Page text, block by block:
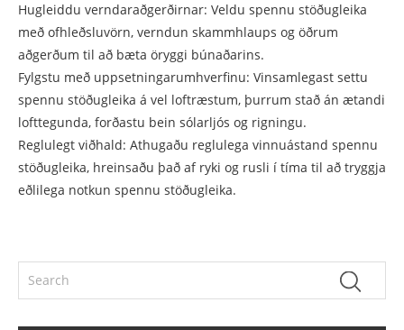
Hugleiddu verndaraðgerðirnar: Veldu spennu stöðugleika
með ofhleðsluvörn, verndun skammhlaups og öðrum
aðgerðum til að bæta öryggi búnaðarins.
Fylgstu með uppsetningarumhverfinu: Vinsamlegast settu
spennu stöðugleika á vel loftræstum, þurrum stað án ætandi
lofttegunda, forðastu bein sólarljós og rigningu.
Reglulegt viðhald: Athugaðu reglulega vinnuástand spennu
stöðugleika, hreinsaðu það af ryki og rusli í tíma til að tryggja
eðlilega notkun spennu stöðugleika.